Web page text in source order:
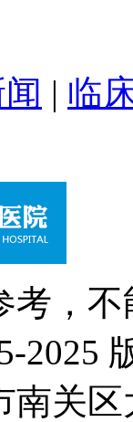
| 临
考，
2025
南关